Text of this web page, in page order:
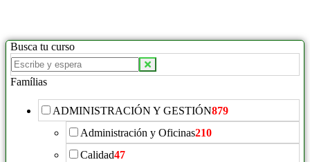
Busca tu curso
Buscar
productos:
Famílias
ADMINISTRACIÓN Y GESTIÓN879
Administración y Oficinas210
Calidad47